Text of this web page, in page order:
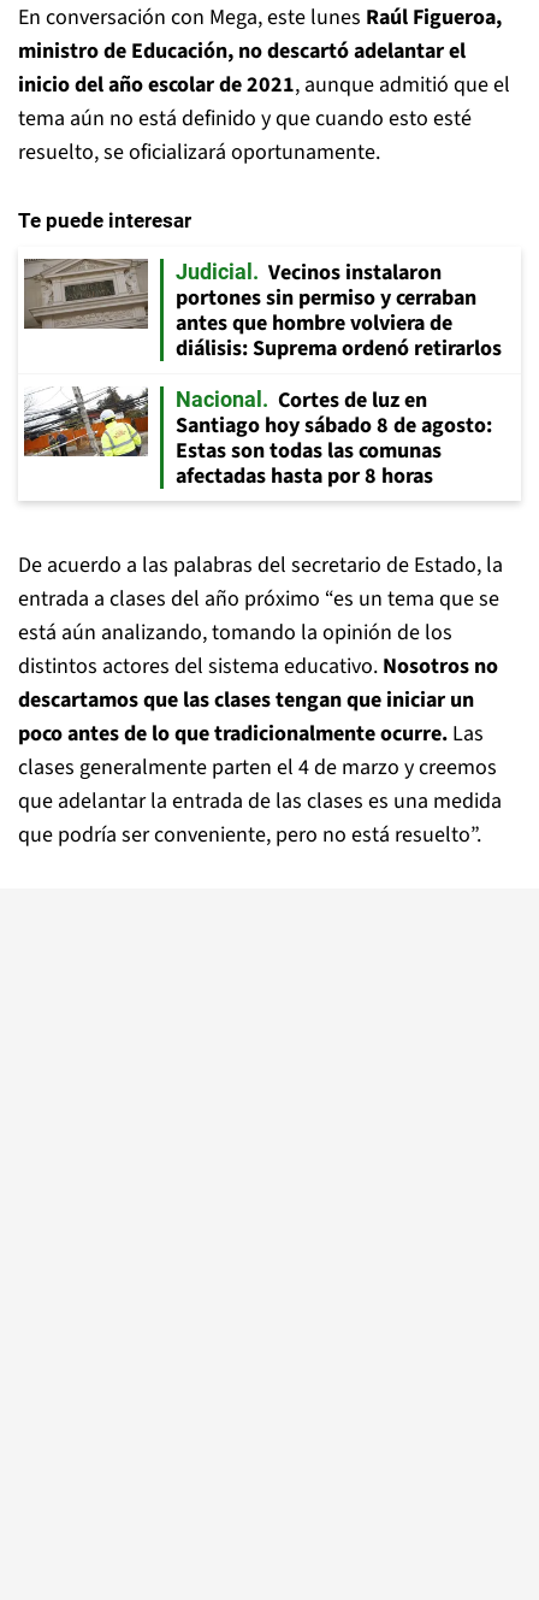
En conversación con Mega, este lunes Raúl Figueroa,
ministro de Educación, no descartó adelantar el
inicio del año escolar de 2021, aunque admitió que el
tema aún no está definido y que cuando esto esté
resuelto, se oficializará oportunamente.
Te puede interesar
Judicial
Vecinos instalaron
portones sin permiso y cerraban
antes que hombre volviera de
diálisis: Suprema ordenó retirarlos
Nacional
Cortes de luz en
Santiago hoy sábado 8 de agosto:
Estas son todas las comunas
afectadas hasta por 8 horas
De acuerdo a las palabras del secretario de Estado, la
entrada a clases del año próximo “es un tema que se
está aún analizando, tomando la opinión de los
distintos actores del sistema educativo. Nosotros no
descartamos que las clases tengan que iniciar un
poco antes de lo que tradicionalmente ocurre. Las
clases generalmente parten el 4 de marzo y creemos
que adelantar la entrada de las clases es una medida
que podría ser conveniente, pero no está resuelto”.